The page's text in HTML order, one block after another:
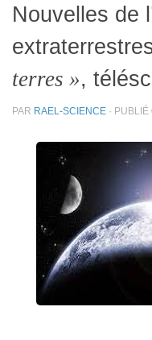
Nouvelles de
terres »,
PAR RAEL-SCIENCE · PUBLIÉ